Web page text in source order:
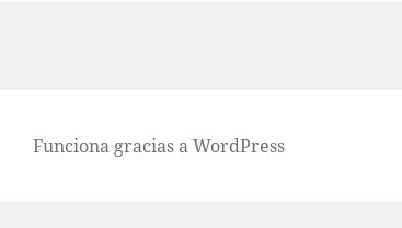
Funciona gracias a WordPress